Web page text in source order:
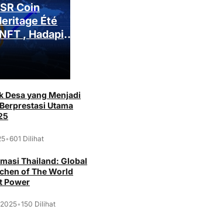
Coin
Été
, Hadapi
Desa yang Menjadi
Utama
•601 Dilihat
Thailand: Global
of The World
Power
•150 Dilihat